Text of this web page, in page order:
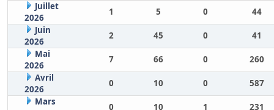
Juillet
2026
1 5 0
44
Juin
2026
2 45 0
41
Mai
2026
7 66 0
260
Avril
2026
0 10 0
587
Mars
0 10 1 231